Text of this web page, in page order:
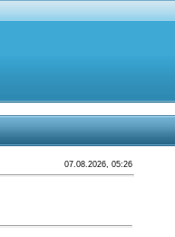
07.08.2026, 05:26